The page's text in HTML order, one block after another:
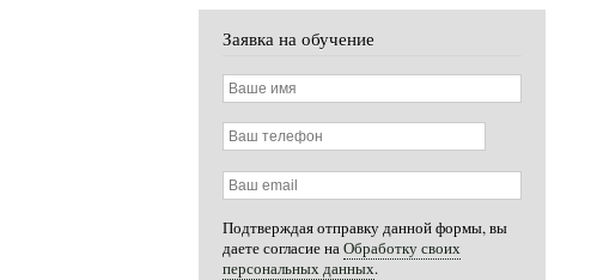
Заявка на обучение
Ваше
имя
Ваш
телефон
Ваш
email
Подтверждая отправку данной формы, вы
даете согласие наОбработку своих
персональных данных.